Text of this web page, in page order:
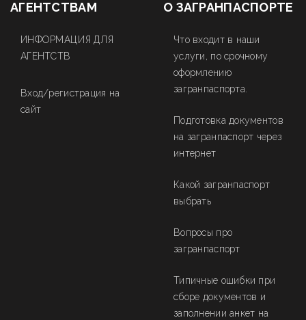
АГЕНТСТВАМ
ИНФОРМАЦИЯ ДЛЯ
АГЕНТСТВ
Вход/регистрация на
сайт
О ЗАГРАНПАСПОРТЕ
Что входит в наши
услуги, по срочному
оформлению
загранпаспорта.
Подготовка документов
на загранпаспорт через
интернет
Какой загранпаспорт
выбрать
Вопросы про
загранпаспорт
Типичные ошибки при
сборе документов и
заполнении анкет на